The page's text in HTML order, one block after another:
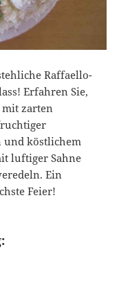
Raffaello-
Erfahren Sie,
mit zarten
köstlichem
luftiger Sahne
Ein
Feier!